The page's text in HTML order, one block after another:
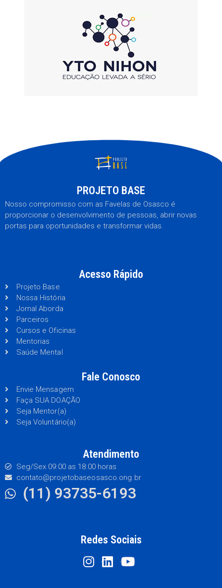
PROJETO BASE
Nosso compromisso com as Favelas de Osasco é
proporcionar o desenvolvimento de pessoas, abrir novas
portas para oportunidades e transformar vidas.
Acesso Rápido
Projeto Base
Nossa História
Jornal Aborda
Parceiros
Cursos e Oficinas
Mentorias
Saúde Mental
Fale Conosco
Envie Mensagem
Faça SUA DOAÇÃO
Seja Mentor(a)
Seja Voluntário(a)
Atendimento
Seg/Sex 09:00 as 18:00 horas
contato@projetobaseosasco.ong.br
(11) 93735-6193
Redes Sociais